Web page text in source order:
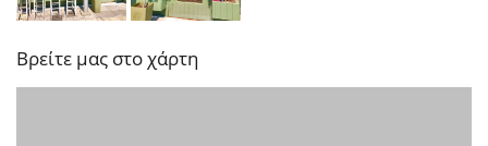
Βρείτε μας στο χάρτη